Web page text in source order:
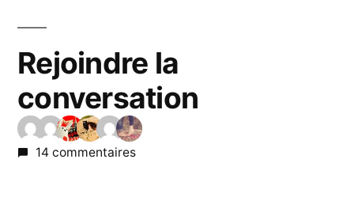
Rejoindre la
conversation
14 commentaires